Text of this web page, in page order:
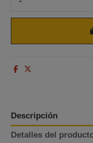
Descripción
Detalles del